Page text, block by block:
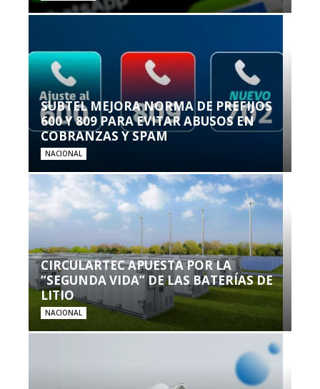
SUBTEL MEJORA NORMA DE PREFIJOS
600 Y 809 PARA EVITAR ABUSOS EN
COBRANZAS Y SPAM
NACIONAL
CIRCULARTEC APUESTA POR LA
“SEGUNDA VIDA” DE LAS BATERÍAS DE
LITIO
NACIONAL